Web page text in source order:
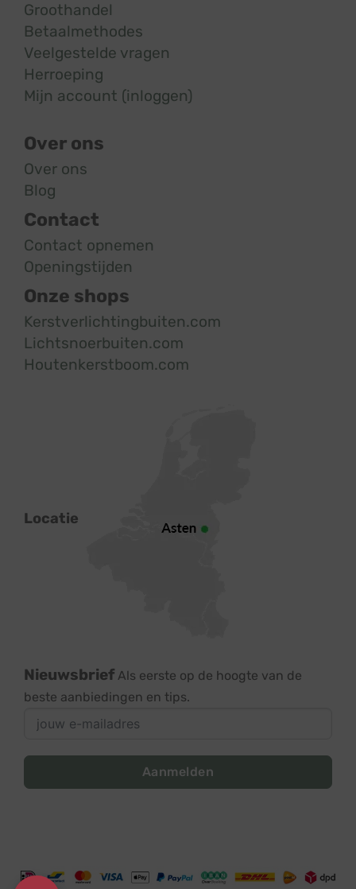
Groothandel
Betaalmethodes
Veelgestelde vragen
Herroeping
Mijn account (inloggen)
Over ons
Over ons
Blog
Contact
Contact opnemen
Openingstijden
Onze shops
Kerstverlichtingbuiten.com
Lichtsnoerbuiten.com
Houtenkerstboom.com
Locatie
Nieuwsbrief Als eerste op de hoogte van de
beste aanbiedingen en tips.
Aanmelden